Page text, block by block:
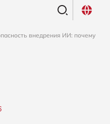
внедрения ИИ: почему